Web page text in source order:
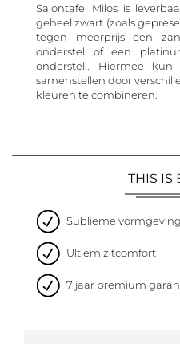
Salontafel Milos is
geheel zwart (zoals
tegen meerprijs een
onderstel of een
onderstel.. Hiermee
samenstellen door
kleuren te combineren.
THIS IS
Sublieme vormgeving
Ultiem zitcomfort
7 jaar premium